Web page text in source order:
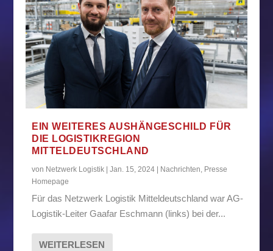
EIN WEITERES AUSHÄNGESCHILD FÜR
DIE LOGISTIKREGION
MITTELDEUTSCHLAND
von Netzwerk Logistik |Jan. 15, 2024 Nachrichten, Presse
Homepage
Für das Netzwerk Logistik Mitteldeutschland war AG-
Logistik-Leiter Gaafar Eschmann (links) bei der...
WEITERLESEN